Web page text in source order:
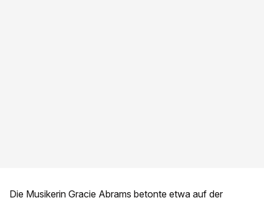
Die Musikerin Gracie Abrams betonte etwa auf der